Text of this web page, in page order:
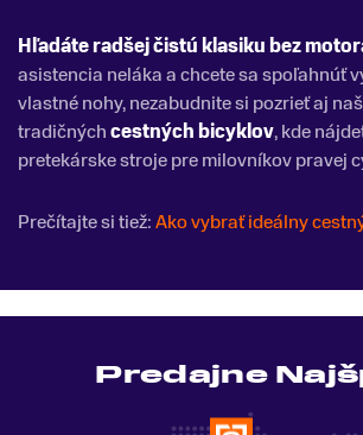
Hľadáte radšej čistú klasiku bez
asistencia neláka a chcete sa spoľahnúť
vlastné nohy, nezabudnite si pozrieť aj
tradičnýchcestných bicyklov, kde
pretekárske stroje pre milovníkov pravej
Prečítajte si tiež:Ako vybrať ideálny
Predajne